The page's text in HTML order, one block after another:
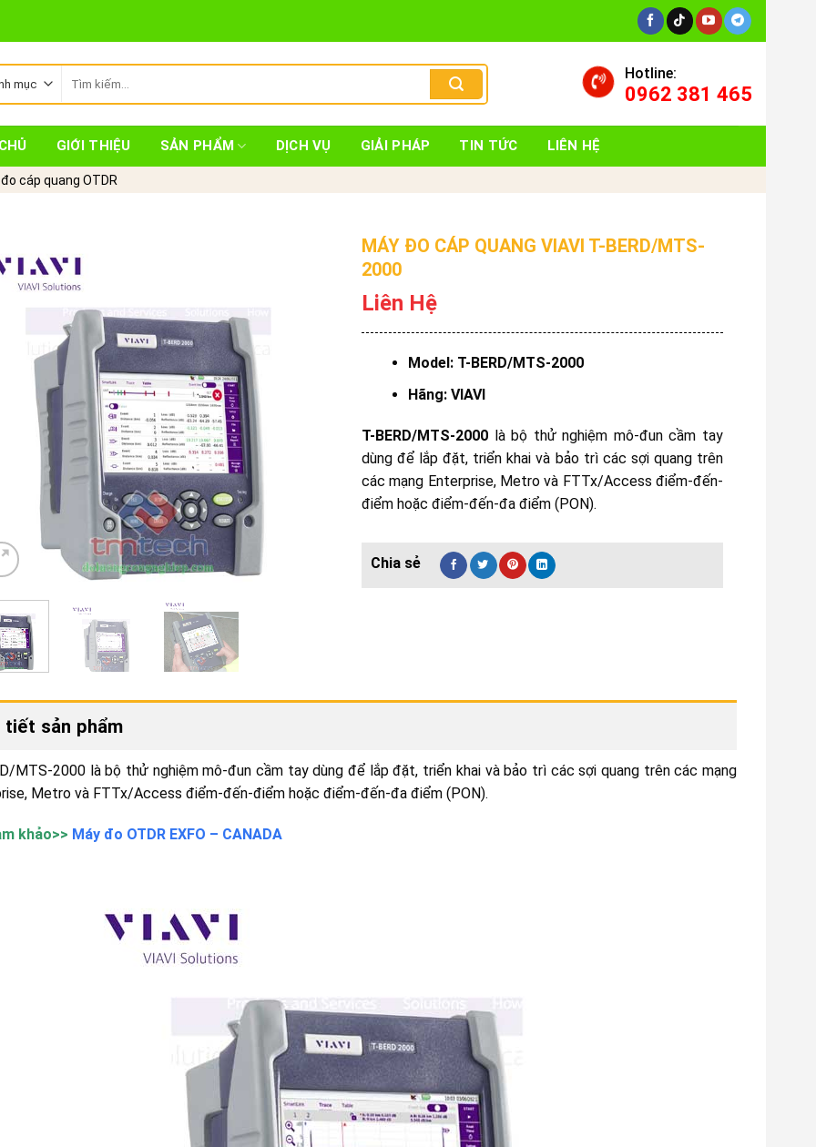
kiếm:
Hotline:
0962 381 465
GIỚI THIỆU SẢN PHẨM DỊCH VỤ GIẢI PHÁP TIN TỨC LIÊN HỆ
cáp quang OTDR
MÁY ĐO CÁP QUANG VIAVI T-BERD/MTS-
2000
Liên Hệ
Model: T-BERD/MTS-2000
Hãng: VIAVI
T-BERD/MTS-2000là bộ thử nghiệm mô-đun cầm tay
dùng để lắp đặt, triển khai và bảo trì các sợi quang trên
các mạng Enterprise, Metro và FTTx/Access điểm-đến-
điểm hoặc điểm-đến-đa điểm (PON).
tiết sản phẩm
MTS-2000 là bộ thử nghiệm mô-đun cầm tay dùng để lắp đặt, triển khai và bảo trì các sợi quang trên các mạng
Metro và FTTx/Access điểm-đến-điểm hoặc điểm-đến-đa điểm (PON).
khảo>> Máy đo OTDR EXFO – CANADA